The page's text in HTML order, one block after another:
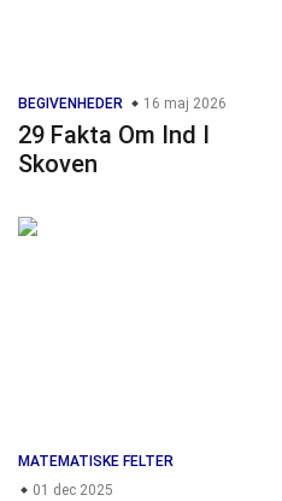
BEGIVENHEDER 16 maj 2026
29 Fakta Om Ind I
Skoven
MATEMATISKE FELTER
01 dec 2025